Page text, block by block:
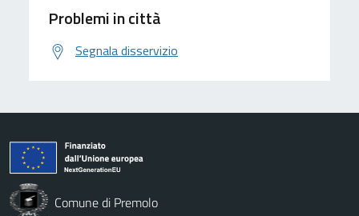
Problemi in città
Segnala disservizio
Comune di Premolo